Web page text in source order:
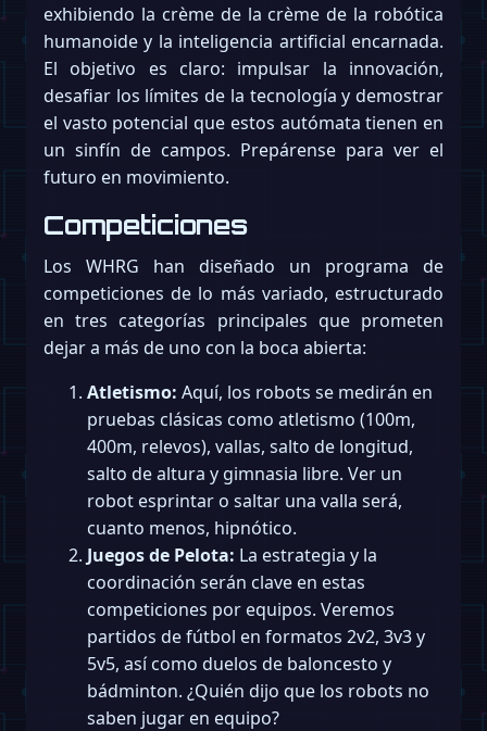
exhibiendo la crème de la crème de la robótica
humanoide y la inteligencia artificial encarnada.
El objetivo es claro: impulsar la innovación,
desafiar los límites de la tecnología y demostrar
el vasto potencial que estos autómata tienen en
un sinfín de campos. Prepárense para ver el
futuro en movimiento.
Competiciones
Los WHRG han diseñado un programa de
competiciones de lo más variado, estructurado
en tres categorías principales que prometen
dejar a más de uno con la boca abierta:
Atletismo: Aquí, los robots se medirán en
pruebas clásicas como atletismo (100m,
400m, relevos), vallas, salto de longitud,
salto de altura y gimnasia libre. Ver un
robot esprintar o saltar una valla será,
cuanto menos, hipnótico.
Juegos de Pelota: La estrategia y la
coordinación serán clave en estas
competiciones por equipos. Veremos
partidos de fútbol en formatos 2v2, 3v3 y
5v5, así como duelos de baloncesto y
bádminton. ¿Quién dijo que los robots no
saben jugar en equipo?